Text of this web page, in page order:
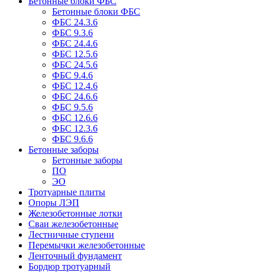
Бетонные блоки ФБС
ФБС 24.3.6
ФБС 9.3.6
ФБС 24.4.6
ФБС 12.5.6
ФБС 24.5.6
ФБС 9.4.6
ФБС 12.4.6
ФБС 24.6.6
ФБС 9.5.6
ФБС 12.6.6
ФБС 12.3.6
ФБС 9.6.6
Бетонные заборы
Бетонные заборы
ПО
ЭО
Тротуарные плиты
Опоры ЛЭП
Железобетонные лотки
Сваи железобетонные
Лестничные ступени
Перемычки железобетонные
Ленточный фундамент
Бордюр тротуарный